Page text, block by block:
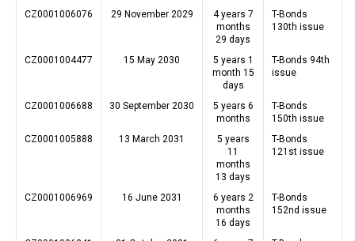
CZ0001006076 29 November 2029
4 years 7
months
29 days
T-Bonds
130th issue
CZ0001004477 15 May 2030
5 years 1
month 15
days
T-Bonds 94th
issue
CZ0001006688 30 September 2030
5 years 6
months
T-Bonds
150th issue
CZ0001005888 13 March 2031
5 years
11
months
13 days
T-Bonds
121st issue
CZ0001006969 16 June 2031
6 years 2
months
16 days
T-Bonds
152nd issue